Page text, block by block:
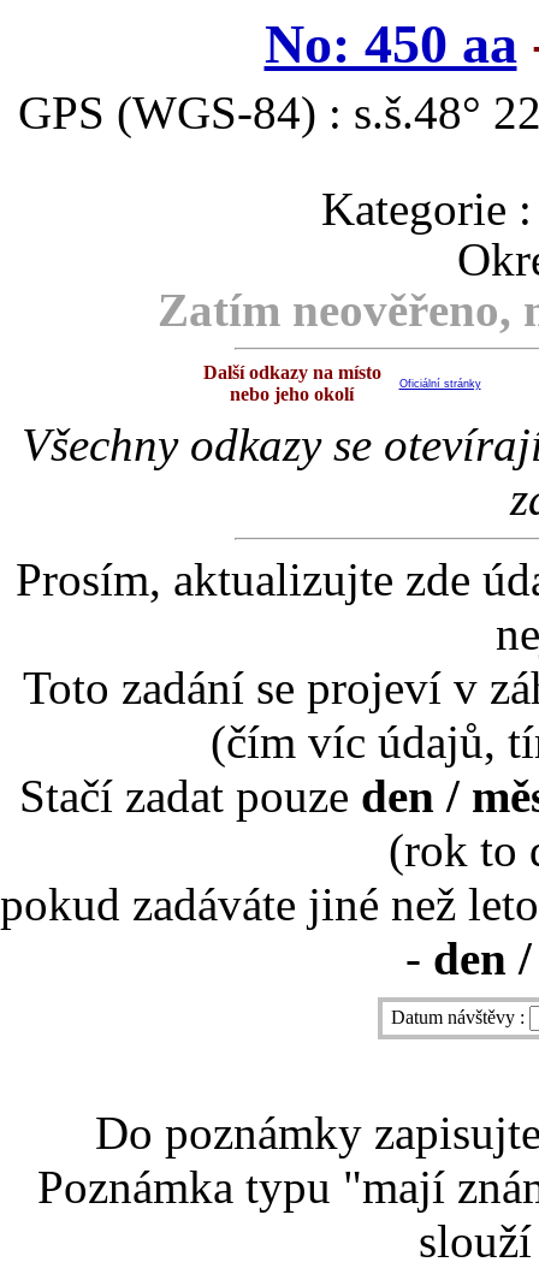
No: 450 aa
GPS (WGS-84) : s.š.48°
Kategorie
Zatím
Další odkazy na místo
nebo jeho okolí
Oficiální stránky
Všechny odkazy se
Prosím, aktualizujte zde
Toto zadání se projeví v
(čím víc údajů,
Stačí zadat pouze den /
(rok to
pokud zadáváte jiné než
- den
Datum návštěvy :
Do poznámky
Poznámka typu "mají